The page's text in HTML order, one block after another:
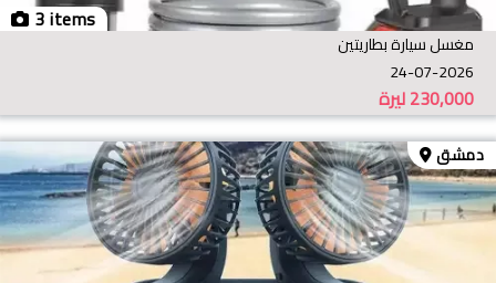
3 items
مغسل سيارة بطاريتين
24-07-2026
ليرة230,000
دمشق